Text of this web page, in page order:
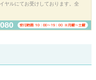
ヤルにてお受けしております。全